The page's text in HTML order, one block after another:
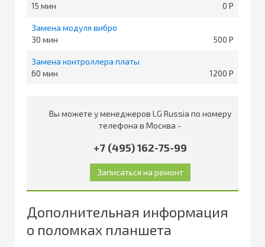
15
0
Замена модуля вибро
30
500
Замена контроллера платы
60
1200
Вы можете у менеджеров LG Russia по номеру
телефона в Москва -
+7 (495) 162-75-99
Дополнительная информация
о поломках планшета